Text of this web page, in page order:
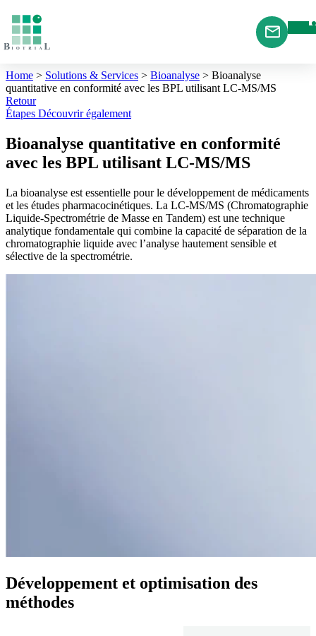
Home > Solutions & Services > Bioanalyse > Bioanalyse
quantitative en conformité avec les BPL utilisant LC-MS/MS
Retour
Étapes Découvrir également
Bioanalyse quantitative en conformité
avec les BPL utilisant LC-MS/MS
La bioanalyse est essentielle pour le développement de médicaments
et les études pharmacocinétiques. La LC-MS/MS (Chromatographie
Liquide-Spectrométrie de Masse en Tandem) est une technique
analytique fondamentale qui combine la capacité de séparation de la
chromatographie liquide avec l’analyse hautement sensible et
sélective de la spectrométrie.
Développement et optimisation des
méthodes